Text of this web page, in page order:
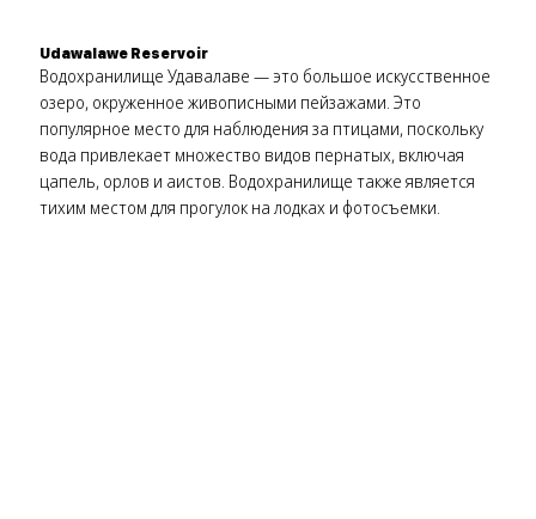
Udawalawe Reservoir
Водохранилище Удавалаве — это большое искусственное
озеро, окруженное живописными пейзажами. Это
популярное место для наблюдения за птицами, поскольку
вода привлекает множество видов пернатых, включая
цапель, орлов и аистов. Водохранилище также является
тихим местом для прогулок на лодках и фотосъемки.